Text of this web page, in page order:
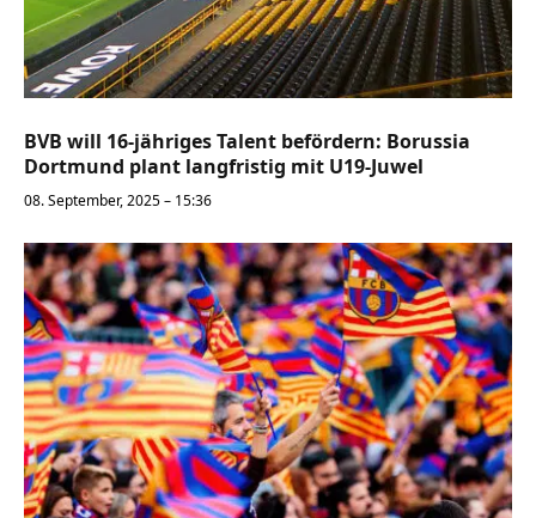
BVB will 16-jähriges Talent befördern: Borussia
Dortmund plant langfristig mit U19-Juwel
08. September, 2025 – 15:36